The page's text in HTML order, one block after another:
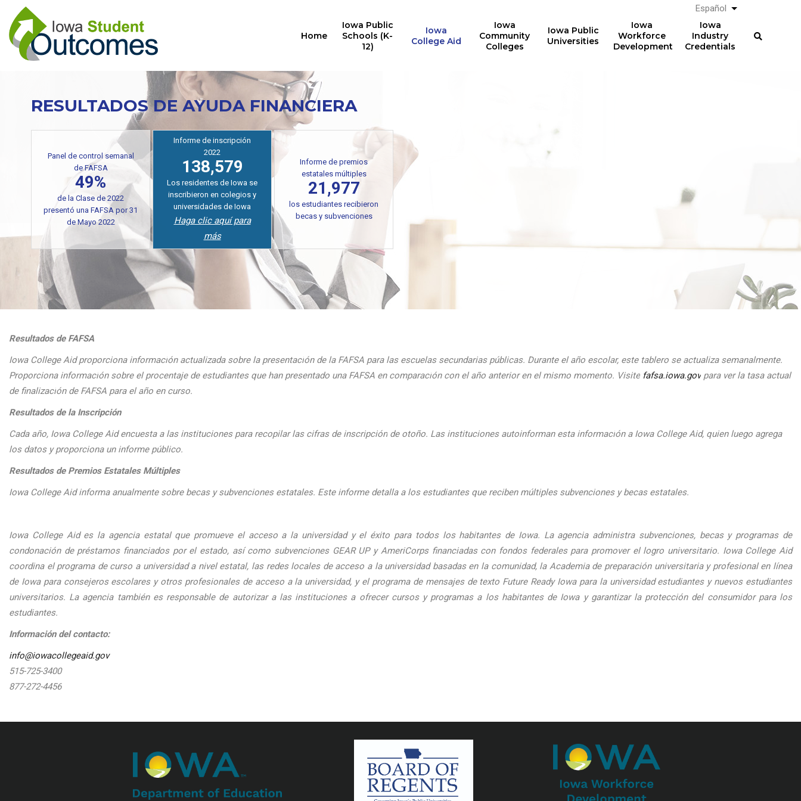
Pasar
contenido
principal
Home
Iowa Public
Schools (K-
12)
Iowa
College Aid
Iowa
Community
Colleges
Iowa Public
Universities
Iowa
Workforce
Development
Iowa
Industry
Credentials
Español List additional
RESULTADOS DE AYUDA FINANCIERA
Panel de control semanal
de FAFSA
49%
de la Clase de 2022
presentó una FAFSA por 31
de Mayo 2022
Informe de inscripción
2022
138,579
Los residentes de Iowa se
inscribieron en colegios y
universidades de Iowa
Haga clic aquí para
más
Informe de premios
estatales múltiples
21,977
los estudiantes recibieron
becas y subvenciones
Resultados de FAFSA
Iowa College Aid proporciona información actualizada sobre la presentación de la FAFSA para las escuelas secundarias públicas. Durante el año escolar, este tablero se actualiza semanalmente.
Proporciona información sobre el procentaje de estudiantes que han presentado una FAFSA en comparación con el año anterior en el mismo momento. Visite fafsa.iowa.gov para ver la tasa actual
de finalización de FAFSA para el año en curso.
Resultados de la Inscripción
Cada año, Iowa College Aid encuesta a las instituciones para recopilar las cifras de inscripción de otoño. Las instituciones autoinforman esta información a Iowa College Aid, quien luego agrega
los datos y proporciona un informe público.
Resultados de Premios Estatales Múltiples
Iowa College Aid informa anualmente sobre becas y subvenciones estatales. Este informe detalla a los estudiantes que reciben múltiples subvenciones y becas estatales.
Iowa College Aid es la agencia estatal que promueve el acceso a la universidad y el éxito para todos los habitantes de Iowa. La agencia administra subvenciones, becas y programas de
condonación de préstamos financiados por el estado, así como subvenciones GEAR UP y AmeriCorps financiadas con fondos federales para promover el logro universitario. Iowa College Aid
coordina el programa de curso a universidad a nivel estatal, las redes locales de acceso a la universidad basadas en la comunidad, la Academia de preparación universitaria y profesional en línea
de Iowa para consejeros escolares y otros profesionales de acceso a la universidad, y el programa de mensajes de texto Future Ready Iowa para la universidad estudiantes y nuevos estudiantes
universitarios. La agencia también es responsable de autorizar a las instituciones a ofrecer cursos y programas a los habitantes de Iowa y garantizar la protección del consumidor para los
estudiantes.
Información del contacto:
info@iowacollegeaid.gov
515-725-3400
877-272-4456